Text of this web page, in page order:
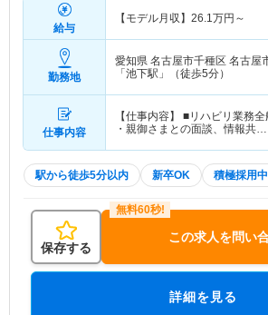
給与
【モデル月収】 26.1万円～
勤務地
愛知県 名古屋市千種区 名古屋
「池下駅」（徒歩5分）
仕事内容
【仕事内容】 ■リハビリ業務
・親御さまとの面談、情報共…
駅から徒歩5分以内 新卒OK 積極採用中
保存する
この求人を問い
詳細を見る